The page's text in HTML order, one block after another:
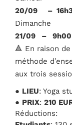
20/09 –
Dimanche
21/09 – 9h00
🔺 En raison
méthode
aux trois
● LIEU: Yoga
● PRIX: 210
Réductions: